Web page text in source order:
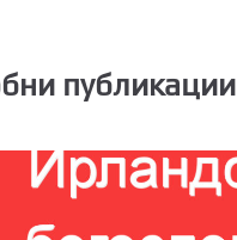
публикации